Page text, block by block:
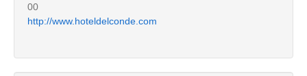
00
http://www.hoteldelconde.com